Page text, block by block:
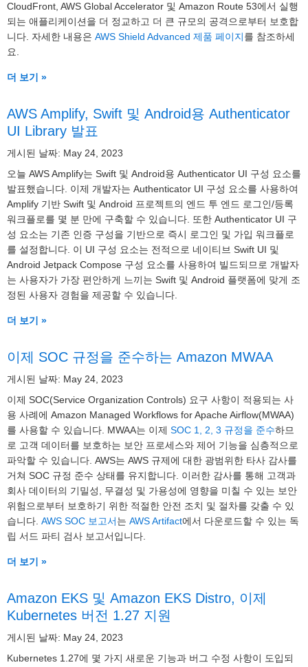
CloudFront, AWS Global Accelerator 및 Amazon Route 53에서 실행
되는 애플리케이션을 더 정교하고 더 큰 규모의 공격으로부터 보호합
니다. 자세한 내용은 AWS Shield Advanced 제품 페이지를 참조하세
요.
더 보기 »
AWS Amplify, Swift 및 Android용 Authenticator
UI Library 발표
게시된 날짜: May 24, 2023
오늘 AWS Amplify는 Swift 및 Android용 Authenticator UI 구성 요소를
발표했습니다. 이제 개발자는 Authenticator UI 구성 요소를 사용하여
Amplify 기반 Swift 및 Android 프로젝트의 엔드 투 엔드 로그인/등록
워크플로를 몇 분 만에 구축할 수 있습니다. 또한 Authenticator UI 구
성 요소는 기존 인증 구성을 기반으로 즉시 로그인 및 가입 워크플로
를 설정합니다. 이 UI 구성 요소는 전적으로 네이티브 Swift UI 및
Android Jetpack Compose 구성 요소를 사용하여 빌드되므로 개발자
는 사용자가 가장 편안하게 느끼는 Swift 및 Android 플랫폼에 맞게 조
정된 사용자 경험을 제공할 수 있습니다.
더 보기 »
이제 SOC 규정을 준수하는 Amazon MWAA
게시된 날짜: May 24, 2023
이제 SOC(Service Organization Controls) 요구 사항이 적용되는 사
용 사례에 Amazon Managed Workflows for Apache Airflow(MWAA)
를 사용할 수 있습니다. MWAA는 이제 SOC 1, 2, 3 규정을 준수하므
로 고객 데이터를 보호하는 보안 프로세스와 제어 기능을 심층적으로
파악할 수 있습니다. AWS는 AWS 규제에 대한 광범위한 타사 감사를
거쳐 SOC 규정 준수 상태를 유지합니다. 이러한 감사를 통해 고객과
회사 데이터의 기밀성, 무결성 및 가용성에 영향을 미칠 수 있는 보안
위험으로부터 보호하기 위한 적절한 안전 조치 및 절차를 갖출 수 있
습니다. AWS SOC 보고서는 AWS Artifact에서 다운로드할 수 있는 독
립 서드 파티 검사 보고서입니다.
더 보기 »
Amazon EKS 및 Amazon EKS Distro, 이제
Kubernetes 버전 1.27 지원
게시된 날짜: May 24, 2023
Kubernetes 1.27에 몇 가지 새로운 기능과 버그 수정 사항이 도입되